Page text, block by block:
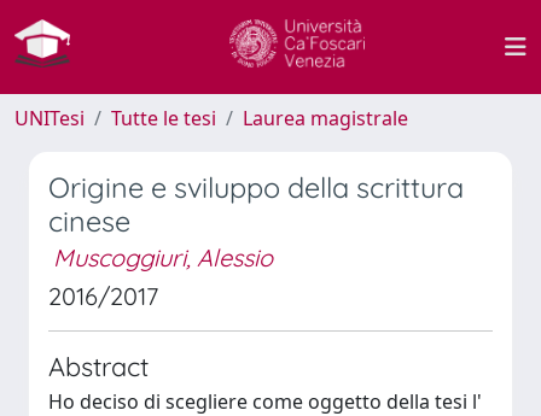
UNITesi Tutte le tesi Laurea magistrale
Origine e sviluppo della scrittura
cinese
Muscoggiuri, Alessio
2016/2017
Abstract
Ho deciso di scegliere come oggetto della tesi l'